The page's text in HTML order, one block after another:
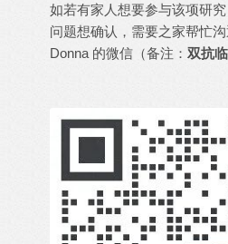
如若有家人想要参与该项研
问题想确认，需要之家帮忙
Donna 的微信（备注： 双抗